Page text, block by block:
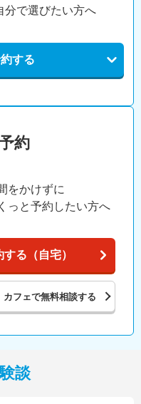
分で選びたい方へ
する
約
をかけずに
っと予約したい方へ
る（自宅）
カフェで無料相談する
談